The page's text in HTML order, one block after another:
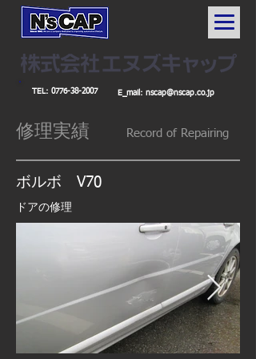
TEL: 0776-38-2007 E_mail: nscap@nscap.co.jp
修理実績 Record of Repairing
ボルボ V70
ドアの修理